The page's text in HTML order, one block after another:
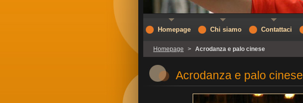
Homepage > Acrodanza e palo cinese
Acrodanza e palo cinese
Homepage Chi siamo Contattaci